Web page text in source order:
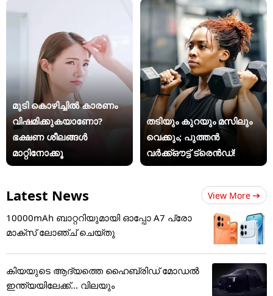
മുടി കൊഴിച്ചിൽ കാരണം
വിഷമിക്കുകയാണോ?
ഭക്ഷണ ശീലങ്ങൾ
മാറ്റിനോക്കൂ
തടിയും കുറയും മസിലും
വെക്കും; പുത്തൻ
വർക്ക്ഔട്ട് ട്രെൻഡ്!
Latest News View More
10000mAh ബാറ്ററിയുമായി ഓപ്പോ A7 പ്രോ
മാക്സ് ലോഞ്ച് ചെയ്തു
കിയയുടെ ആദ്യത്തെ ഹൈബ്രിഡ് മോഡൽ
ഇന്ത്യയിലേക്ക്... വിലയും